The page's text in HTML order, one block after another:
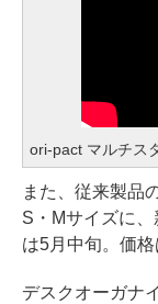
ori-pact マルチス
また、従来製品
S・Mサイズに
は5月中旬。価格
デスクオーガナ